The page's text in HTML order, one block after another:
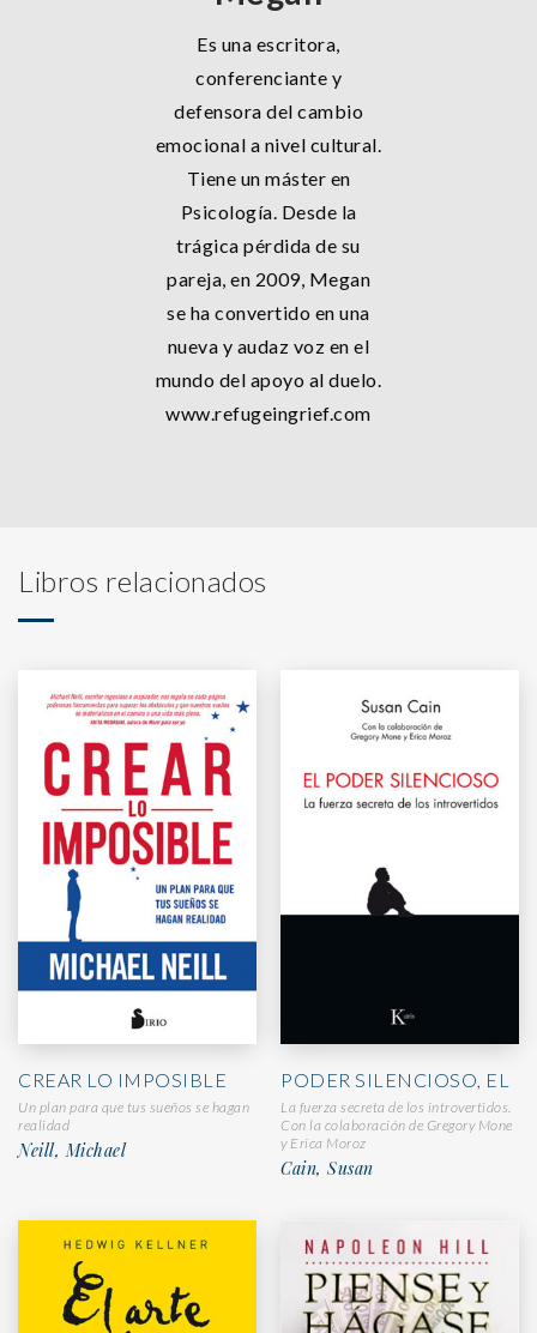
Es una escritora,
conferenciante y
defensora del cambio
emocional a nivel cultural.
Tiene un máster en
Psicología. Desde la
trágica pérdida de su
pareja, en 2009, Megan
se ha convertido en una
nueva y audaz voz en el
mundo del apoyo al duelo.
www.refugeingrief.com
Libros relacionados
CREAR LO IMPOSIBLE
Un plan para que tus sueños se hagan
realidad
Neill, Michael
PODER SILENCIOSO, EL
La fuerza secreta de los introvertidos.
Con la colaboración de Gregory Mone
y Erica Moroz
Cain, Susan